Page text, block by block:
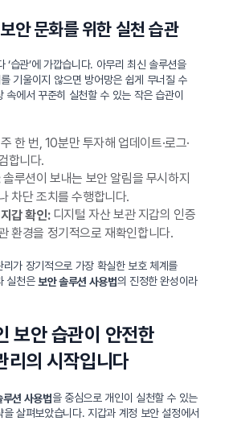
안 문화를 위한 실천 습관
‘습관’에 가깝습니다. 아무리 최신 솔루션을
기울이지 않으면 방어망은 쉽게 무너질 수
속에서 꾸준히 실천할 수 있는 작은 습관이
한 번, 10분만 투자해 업데이트·로그·
합니다.
솔루션이 보내는 보안 알림을 무시하지
차단 조치를 수행합니다.
갑 확인:디지털 자산 보관 지갑의 인증
환경을 정기적으로 재확인합니다.
가 장기적으로 가장 확실한 보호 체계를
실천은보안 솔루션 사용법의 진정한 완성이라
보안 습관이 안전한
리의 시작입니다
루션 사용법을 중심으로 개인이 실천할 수 있는
살펴보았습니다. 지갑과 계정 보안 설정에서